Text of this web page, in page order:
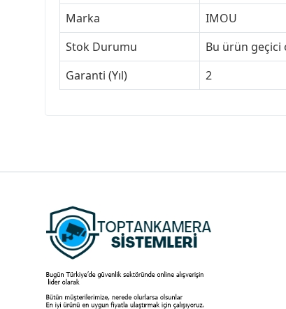
Marka
IMOU
Stok Durumu
Bu ürün
Garanti (Yıl)
2